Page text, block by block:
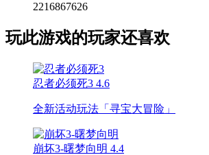
2216867626
玩此游戏的玩家还喜欢
忍者必须死3 4.6
全新活动玩法「寻宝大冒险」
崩坏3-曙梦向明 4.4